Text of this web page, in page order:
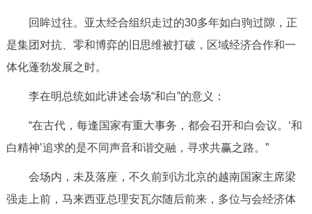
回眸过往。亚太经合组织走过的30多年如白驹过隙，正
是集团对抗、零和博弈的旧思维被打破，区域经济合作和一
体化蓬勃发展之时。
李在明总统如此讲述会场“和白”的意义：
“在古代，每逢国家有重大事务，都会召开和白会议。‘和
白精神’追求的是不同声音和谐交融，寻求共赢之路。”
会场内，未及落座，不久前到访北京的越南国家主席梁
强走上前，马来西亚总理安瓦尔随后前来，多位与会经济体